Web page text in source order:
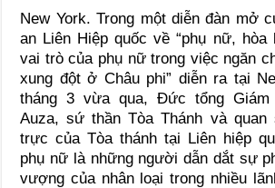
New York. Trong một diễn đàn mở
an Liên Hiệp quốc về “phụ nữ, hòa
vai trò của phụ nữ trong việc ngăn
xung đột ở Châu phi” diễn ra tại
tháng 3 vừa qua, Đức tổng Giám
Auza, sứ thần Tòa Thánh và
trực của Tòa thánh tại Liên hiệp
phụ nữ là những người dẫn dắt sự
vượng của nhân loại trong nhiều